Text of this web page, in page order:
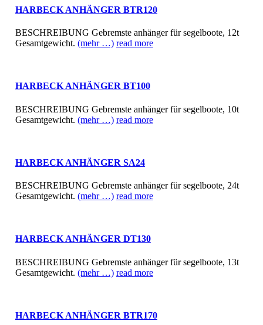
HARBECK ANHÄNGER BTR120
BESCHREIBUNG Gebremste anhänger für segelboote, 12t
Gesamtgewicht. (mehr …) read more
HARBECK ANHÄNGER BT100
BESCHREIBUNG Gebremste anhänger für segelboote, 10t
Gesamtgewicht. (mehr …) read more
HARBECK ANHÄNGER SA24
BESCHREIBUNG Gebremste anhänger für segelboote, 24t
Gesamtgewicht. (mehr …) read more
HARBECK ANHÄNGER DT130
BESCHREIBUNG Gebremste anhänger für segelboote, 13t
Gesamtgewicht. (mehr …) read more
HARBECK ANHÄNGER BTR170